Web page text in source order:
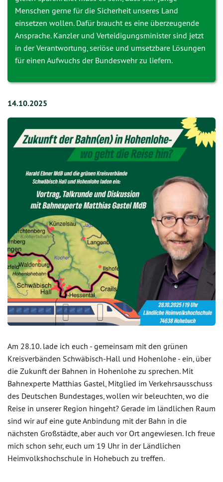
Menschen gerne für die Sicherheit unseres Land
einsetzen wollen. Dafür braucht es eine überzeugende
Ansprache. Kanzler und Verteidigungsminister sind jetzt
in der Verantwortung, seriöse und umsetzbare Lösungen
für einen Aufwuchs der Bundeswehr zu liefern.
14.10.2025
Am 28.10. lade ich euch - gemeinsam mit den grünen
Kreisverbänden Schwäbisch-Hall und Hohenlohe - ein, über
die Zukunft der Bahnen in Hohenlohe zu sprechen. Mit
Bahnexperte Matthias Gastel, Mitglied im Verkehrsausschuss
des Deutschen Bundestages, wollen wir beleuchten, wo die
Reise in unserer Region hingeht? Gerade im ländlichen Raum
sind wir auf eine gute Anbindung mit der Bahn in die
nächsten Großstädte, aber auch vor Ort angewiesen. Ich freue
mich schon sehr, euch um 19 Uhr in der Ländlichen
Heimvolkshochschule in Hohebuch zu treffen.